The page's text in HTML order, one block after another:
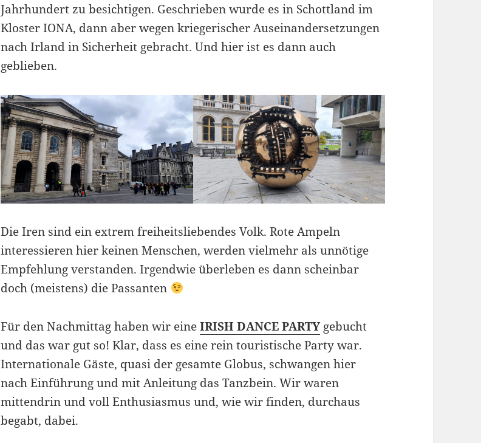
Jahrhundert zu besichtigen. Geschrieben wurde es in Schottland im
Kloster IONA, dann aber wegen kriegerischer Auseinandersetzungen
nach Irland in Sicherheit gebracht. Und hier ist es dann auch
geblieben.
Die Iren sind ein extrem freiheitsliebendes Volk. Rote Ampeln
interessieren hier keinen Menschen, werden vielmehr als unnötige
Empfehlung verstanden. Irgendwie überleben es dann scheinbar
doch (meistens) die Passanten
Für den Nachmittag haben wir eineIRISH DANCE PARTYgebucht
und das war gut so! Klar, dass es eine rein touristische Party war.
Internationale Gäste, quasi der gesamte Globus, schwangen hier
nach Einführung und mit Anleitung das Tanzbein. Wir waren
mittendrin und voll Enthusiasmus und, wie wir finden, durchaus
begabt, dabei.